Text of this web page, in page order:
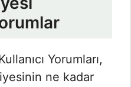
Yorumları​,
ne kadar